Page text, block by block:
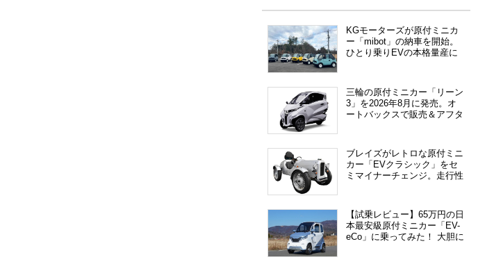
KGモーターズが原付ミニカ
ー「mibot」の納車を開始。
ひとり乗りEVの本格量産に
三輪の原付ミニカー「リーン
3」を2026年8月に発売。オ
ートバックスで販売＆アフタ
ブレイズがレトロな原付ミニ
カー「EVクラシック」をセ
ミマイナーチェンジ。走行性
【試乗レビュー】65万円の日
本最安級原付ミニカー「EV-
eCo」に乗ってみた！ 大胆に